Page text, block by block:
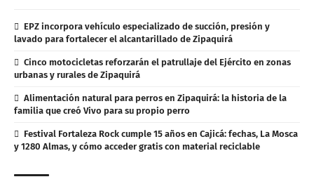
EPZ incorpora vehículo especializado de succión, presión y
lavado para fortalecer el alcantarillado de Zipaquirá
Cinco motocicletas reforzarán el patrullaje del Ejército en zonas
urbanas y rurales de Zipaquirá
Alimentación natural para perros en Zipaquirá: la historia de la
familia que creó Vivo para su propio perro
Festival Fortaleza Rock cumple 15 años en Cajicá: fechas, La Mosca
y 1280 Almas, y cómo acceder gratis con material reciclable